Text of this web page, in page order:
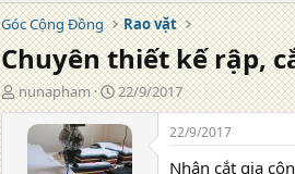
Góc Cộng Đồng
Rao vặt
Chuyên thiết kế rập,
T
á
nunapham
N
g
à
y
đ
22/9/2017
22/9/2017
Nhận cắt gia